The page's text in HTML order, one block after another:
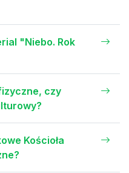
"Niebo. Rok
czy
Kościoła